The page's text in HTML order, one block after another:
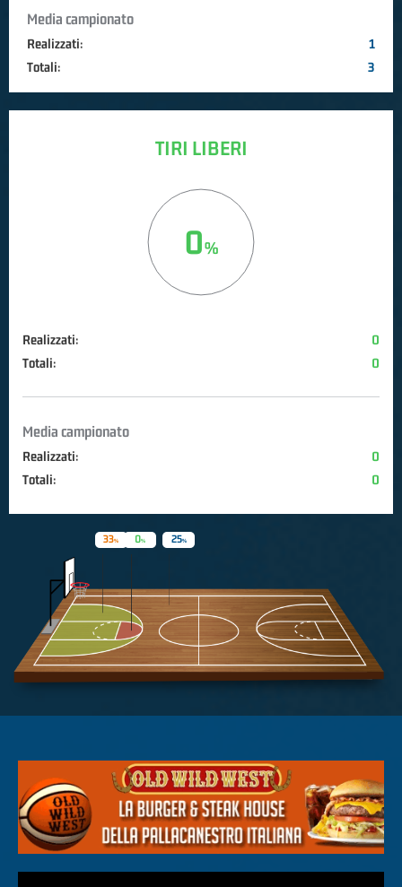
Media campionato
Realizzati:
1
Totali:
3
TIRI LIBERI
0
Realizzati:
0
Totali:
0
Media campionato
Realizzati:
0
Totali:
0
0
33 25